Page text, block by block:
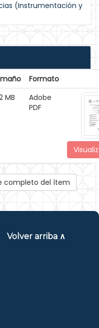
(Instrumentación y
Formato
MB
Adobe
PDF
completo del ítem
Volver arriba ∧